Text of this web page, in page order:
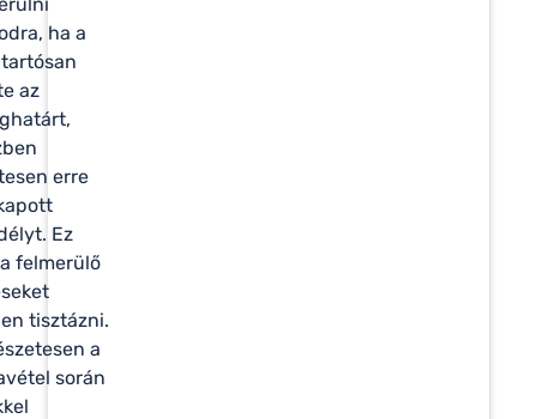
ha a
az
erre
Ez
felmerülő
tisztázni.
a
során